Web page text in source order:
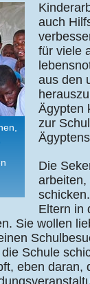
auch
für viele
aus den
Ägypten
zur
Die
arbeiten,
Eltern in
Sie wollen
Schule
eben